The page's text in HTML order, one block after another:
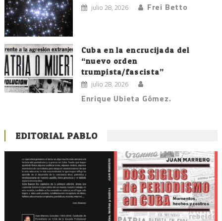
julio 28, 2026 Frei Betto
Cuba en la encrucijada del
“nuevo orden
trumpista/fascista”
julio 28, 2026
Enrique Ubieta Gómez.
EDITORIAL PABLO